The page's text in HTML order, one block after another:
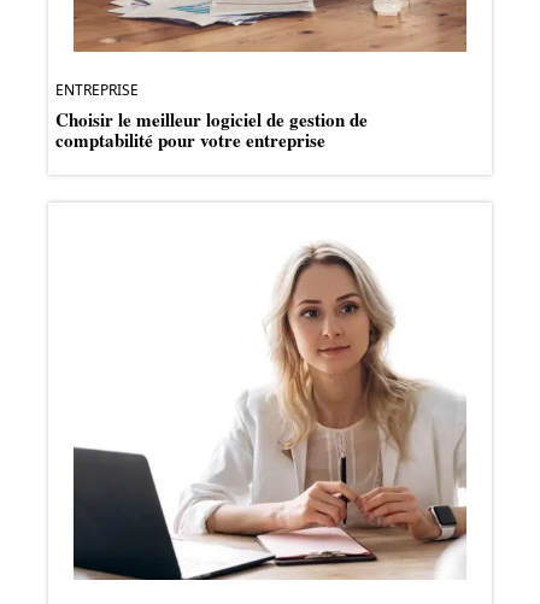
ENTREPRISE
Choisir le meilleur logiciel de gestion de
comptabilité pour votre entreprise